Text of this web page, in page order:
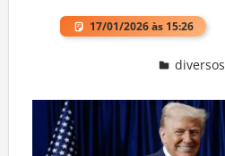
17/01/2026 às 15:26
diversos